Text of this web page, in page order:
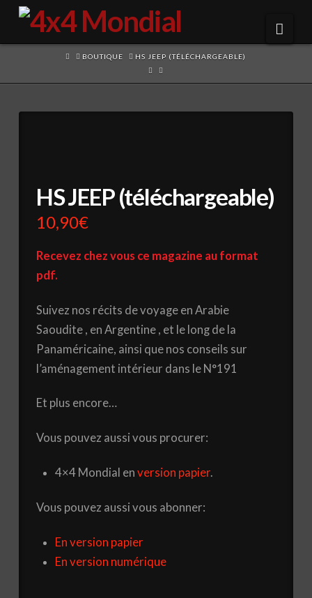
HOMEBOUTIQUE HS JEEP (TÉLÉCHARGEABLE)
HS JEEP (téléchargeable)
10,90€
Recevez chez vous ce magazine au format
pdf.
Suivez nos récits de voyage en Arabie
Saoudite , en Argentine , et le long de la
Panaméricaine, ainsi que nos conseils sur
l’aménagement intérieur dans le N°191
Et plus encore…
Vous pouvez aussi vous procurer:
4×4 Mondial enversion papier.
Vous pouvez aussi vous abonner:
En version papier
En version numérique